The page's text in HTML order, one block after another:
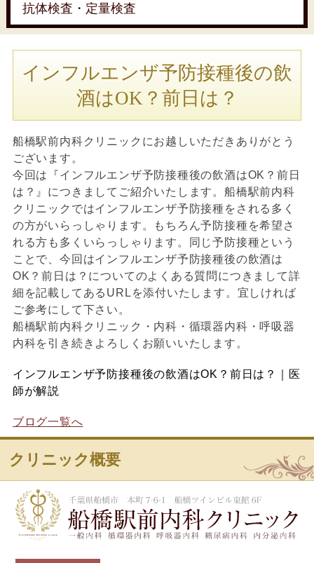
抗体検査・定量検査
インフルエンザ予防接種後の飲
酒はOK？前日は？
船橋駅前内科クリニックにお越しいただきありがとう
ございます。
今回は『インフルエンザ予防接種後の飲酒はOK？前日
は？』につきましてご紹介いたします。船橋駅前内科
クリニックではインフルエンザ予防接種をされる多く
の方がいらっしゃります。もちろん予防接種を希望さ
れる方も多くいらっしゃります。同じ予防接種という
ことで、今回はインフルエンザ予防接種後の飲酒は
OK？前日は？についてのよくある質問につきまして詳
細を記載してあるURLを添付いたします。宜しければ
ご参考にして下さい。
船橋駅前内科クリニック・内科・循環器内科・呼吸器
内科を引き続きよろしくお願いいたします。
インフルエンザ予防接種後の飲酒はOK？前日は？｜医
師が解説
ブログ一覧へ
クリニック概要